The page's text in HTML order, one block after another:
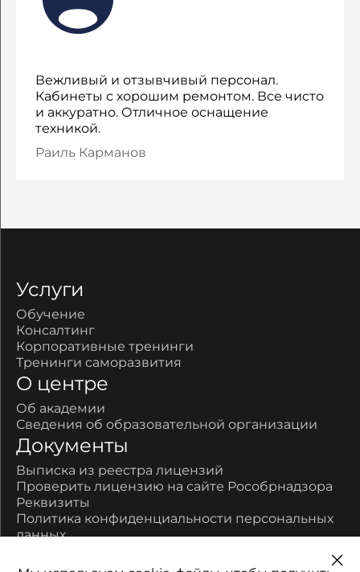
Вежливый и отзывчивый персонал.
Кабинеты с хорошим ремонтом. Все чисто
и аккуратно. Отличное оснащение
техникой.
Раиль Карманов
Услуги
Обучение
Консалтинг
Корпоративные тренинги
Тренинги саморазвития
О центре
Об академии
Сведения об образовательной организации
Документы
Выписка из реестра лицензий
Проверить лицензию на сайте Рособрнадзора
Реквизиты
Политика конфиденциальности персональных
данных